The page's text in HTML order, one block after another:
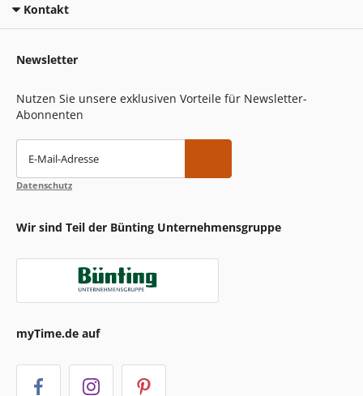
Kontakt
Newsletter
Nutzen Sie unsere exklusiven Vorteile für Newsletter-
Abonnenten
E-Mail-Adresse
Datenschutz
Wir sind Teil der Bünting Unternehmensgruppe
myTime.de auf